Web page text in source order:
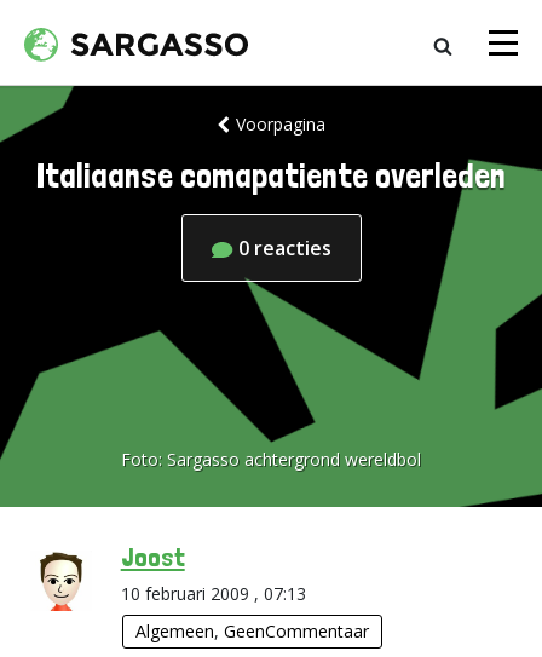
Voorpagina
Italiaanse comapatiente overleden
0 reacties
Foto: Sargasso achtergrond wereldbol
Joost
10 februari 2009 , 07:13
Algemeen, GeenCommentaar